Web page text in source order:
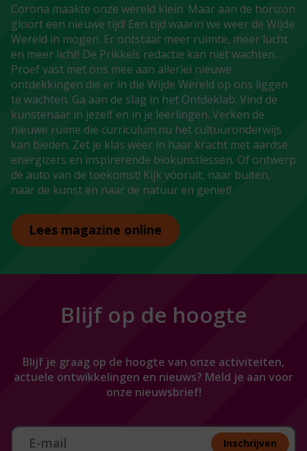
Corona maakte onze wereld klein. Maar aan de horizon
gloort een nieuwe tijd! Een tijd waarin we weer de Wijde
Wereld in mogen. Er ontstaat meer ruimte, meer lucht
en meer licht! De Prikkels redactie kan niet wachten…
Proef vast met ons mee aan allerlei nieuwe
ontdekkingen die er in die Wijde Wereld op ons liggen
te wachten. Ga aan de slag in het Ontdeklab. Vind de
kunstenaar in jezelf en in je leerlingen. Verken de
nieuwe ruime die curriculum.nu het cultuuronderwijs
kan bieden. Zet je klas weer in haar kracht met aardse
energizers en inspirerende biokunstlessen. Of ontwerp
de auto van de toekomst! Kijk vooruit, naar buiten,
naar de kunst en naar de natuur en geniet!
Lees magazine online
Blijf op de hoogte
Blijf je graag op de hoogte van onze activiteiten,
actuele ontwikkelingen en nieuws? Meld je aan voor
onze nieuwsbrief!
Aan melden nieuwsbrief Inschrijven